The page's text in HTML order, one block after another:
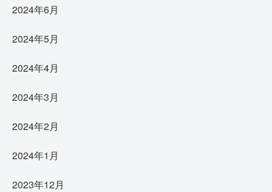
2024年6月
2024年5月
2024年4月
2024年3月
2024年2月
2024年1月
2023年12月